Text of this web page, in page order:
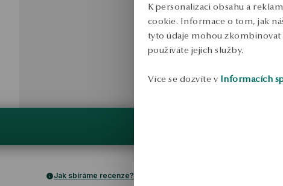
K personalizaci obsahu a
cookie. Informace o tom, jak
tyto údaje mohou
používáte jejich služby.
Více se dozvíte v Informacích
Jak sbíráme recenze?